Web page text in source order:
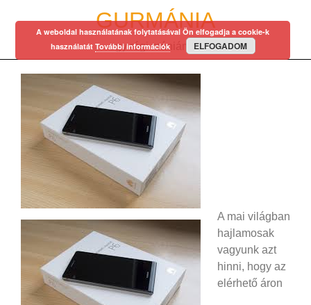
GURMÁNIA
egy régi mániám…
A mai világban
hajlamosak
vagyunk azt
hinni, hogy az
elérhető áron
A weboldal használatának folytatásával Ön elfogadja a cookie-k
használatát További információk ELFOGADOM